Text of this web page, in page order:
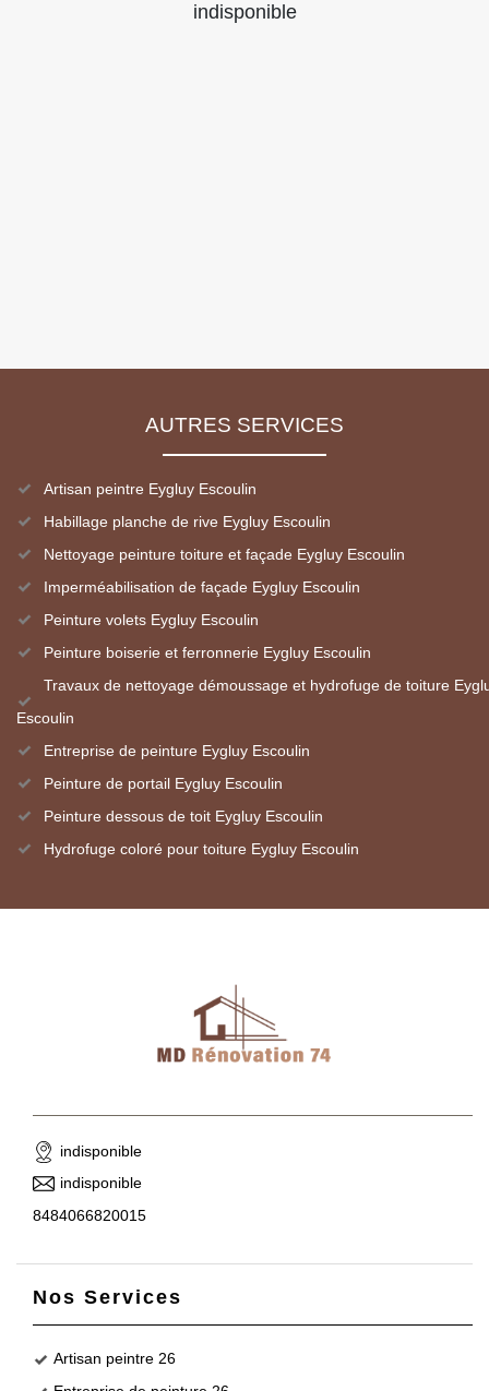
indisponible
AUTRES SERVICES
Artisan peintre Eygluy Escoulin
Habillage planche de rive Eygluy Escoulin
Nettoyage peinture toiture et façade Eygluy Escoulin
Imperméabilisation de façade Eygluy Escoulin
Peinture volets Eygluy Escoulin
Peinture boiserie et ferronnerie Eygluy Escoulin
Travaux de nettoyage démoussage et hydrofuge de toiture
Escoulin
Entreprise de peinture Eygluy Escoulin
Peinture de portail Eygluy Escoulin
Peinture dessous de toit Eygluy Escoulin
Hydrofuge coloré pour toiture Eygluy Escoulin
indisponible
indisponible
8484066820015
Nos Services
Artisan peintre 26